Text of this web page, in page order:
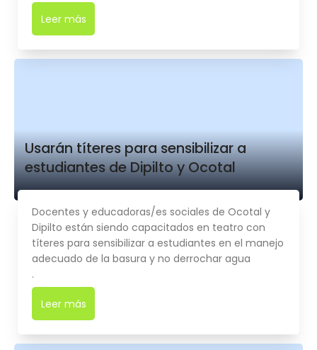
Leer más
Usarán títeres para sensibilizar a
estudiantes de Dipilto y Ocotal
Docentes y educadoras/es sociales de Ocotal y
Dipilto están siendo capacitados en teatro con
títeres para sensibilizar a estudiantes en el manejo
adecuado de la basura y no derrochar agua
.
Leer más